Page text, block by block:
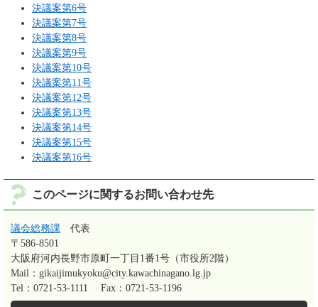
決議案第6号
決議案第7号
決議案第8号
決議案第9号
決議案第10号
決議案第11号
決議案第12号
決議案第13号
決議案第14号
決議案第15号
決議案第16号
このページに関するお問い合わせ先
議会総務課
代表
〒586-8501
大阪府河内長野市原町一丁目1番1号（市役所2階）
Mail：gikaijimukyoku@city.kawachinagano.lg.jp
Tel：0721-53-1111
Fax：0721-53-1196